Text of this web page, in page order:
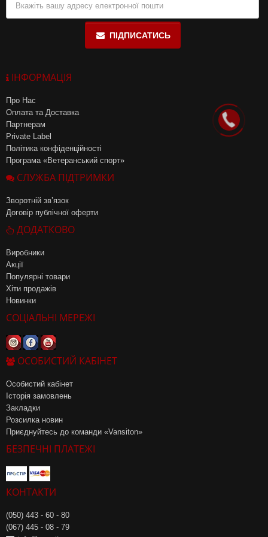
ПІДПИСАТИСЬ
ІНФОРМАЦІЯ
Про Нас
Оплата та Доставка
Партнерам
Private Label
Політика конфіденційності
Програма «Ветеранський спорт»
СЛУЖБА ПІДТРИМКИ
Зворотній зв’язок
Договір публічної оферти
ДОДАТКОВО
Виробники
Акції
Популярні товари
Хіти продажів
Новинки
СОЦІАЛЬНІ МЕРЕЖІ
ОСОБИСТИЙ КАБІНЕТ
Особистий кабінет
Історія замовлень
Закладки
Розсилка новин
Приєднуйтесь до команди «Vansiton»
БЕЗПЕЧНІ ПЛАТЕЖІ
КОНТАКТИ
(050) 443 - 60 - 80
(067) 445 - 08 - 79